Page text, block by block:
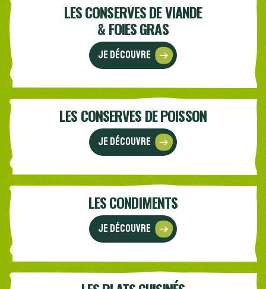
LES CONSERVES DE VIANDE
& FOIES GRAS
Je découvre
LES CONSERVES DE POISSON
Je découvre
LES CONDIMENTS
Je découvre